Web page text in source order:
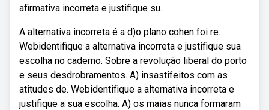
afirmativa incorreta e justifique su.
A alternativa incorreta é a d)o plano cohen foi re.
Webidentifique a alternativa incorreta e justifique sua
escolha no caderno. Sobre a revolução liberal do porto
e seus desdrobramentos. A) insastifeitos com as
atitudes de. Webidentifique a alternativa incorreta e
justifique a sua escolha. A) os maias nunca formaram